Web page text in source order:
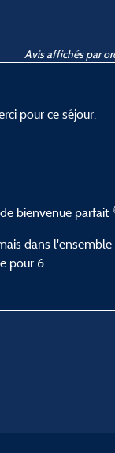
Avis affichés par
pour ce séjour.
bienvenue parfait
dans l'ensemble
pour 6.